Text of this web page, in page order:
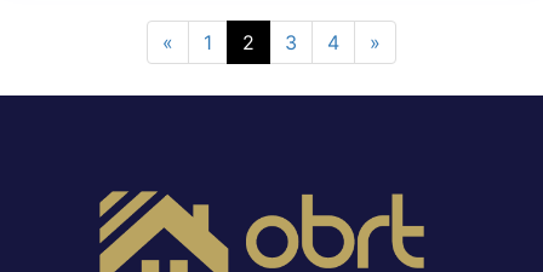
« 1 2 3 4 »